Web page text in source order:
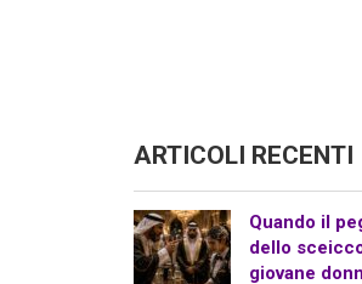
ARTICOLI RECENTI
Quando il
dello
giovane